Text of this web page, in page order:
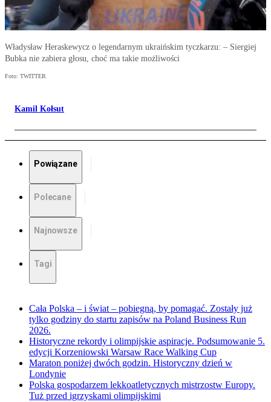
Władysław Heraskewycz o legendarnym ukraińskim tyczkarzu: – Siergiej
Bubka nie zabiera głosu, choć ma takie możliwości
Foto: TWITTER
Kamil Kołsut
Powiązane
Polecane
Najnowsze
Tagi
Cała Polska – i świat – pobiegną, by pomagać. Zostały już
tylko godziny do startu zapisów na Poland Business Run
2026.
Historyczne rekordy i olimpijskie aspiracje. Podsumowanie 5.
edycji Korzeniowski Warsaw Race Walking Cup
Maraton poniżej dwóch godzin. Historyczny dzień w
Londynie
Polska gospodarzem lekkoatletycznych mistrzostw Europy.
Tuż przed igrzyskami olimpijskimi